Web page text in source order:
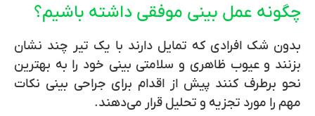
چگونه عمل بینی موفقی داشته باشیم؟
بدون شک افرادی که تمایل دارند با یک تیر چند نشان
بزنند و عیوب ظاهری و سلامتی بینی خود را به بهترین
نحو برطرف کنند پیش از اقدام برای جراحی بینی نکات
مهم را مورد تجزیه و تحلیل قرار می‌دهند.